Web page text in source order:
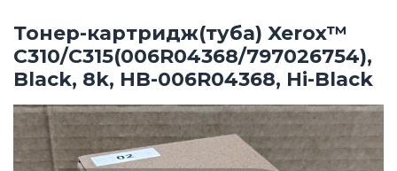
Тонер-картридж(туба) Xerox™
C310/C315(006R04368/797026754),
Black, 8k, HB-006R04368, Hi-Black